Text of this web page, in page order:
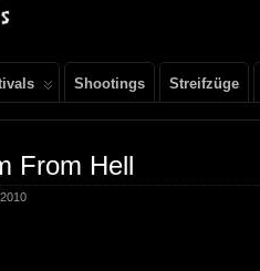
Shootings Streifzüge
From Hell